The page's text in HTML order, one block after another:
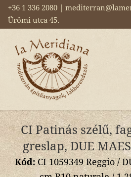
+36 1 336 2080 |
Ürömi utca 45.
CI Patinás szélű,
greslap, DUE
Kód:CI 1059349 Reggio /